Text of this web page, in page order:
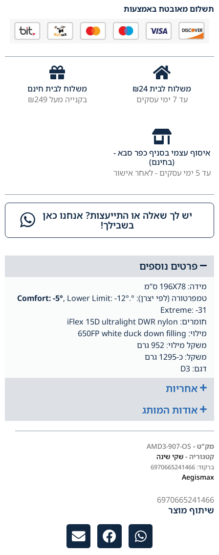
פרטים נוספים
מידה: 196X78 ס”מ
טמפרטורה (לפי יצרן): °
Comfort: -5°, Lower Limit: -12°.
Extreme: -31
חומרים: iFlex 15D ultralight DWR nylon
מילוי: 650FP white duck down filling
משקל מילוי: 952 גרם
משקל: כ-1295 גרם
דגם: D3
אחריות
אודות המותג
מק"ט - AMD3-907-OS
קטגוריה - שקי שינה
ברקוד: 6970665241466
Aegismax
6970665241466
שיתוף מוצר
תשלום מאובטח באמצעות
משלוח לבית ₪24
עד 7 ימי עסקים
משלוח לבית חינם
בקנייה מעל ₪249
איסוף עצמי בסניף כפר סבא -
(בחינם)
עד 5 ימי עסקים - לאחר אישור
יש לך שאלה או התייעצות? אנחנו כאן
בשבילך!​